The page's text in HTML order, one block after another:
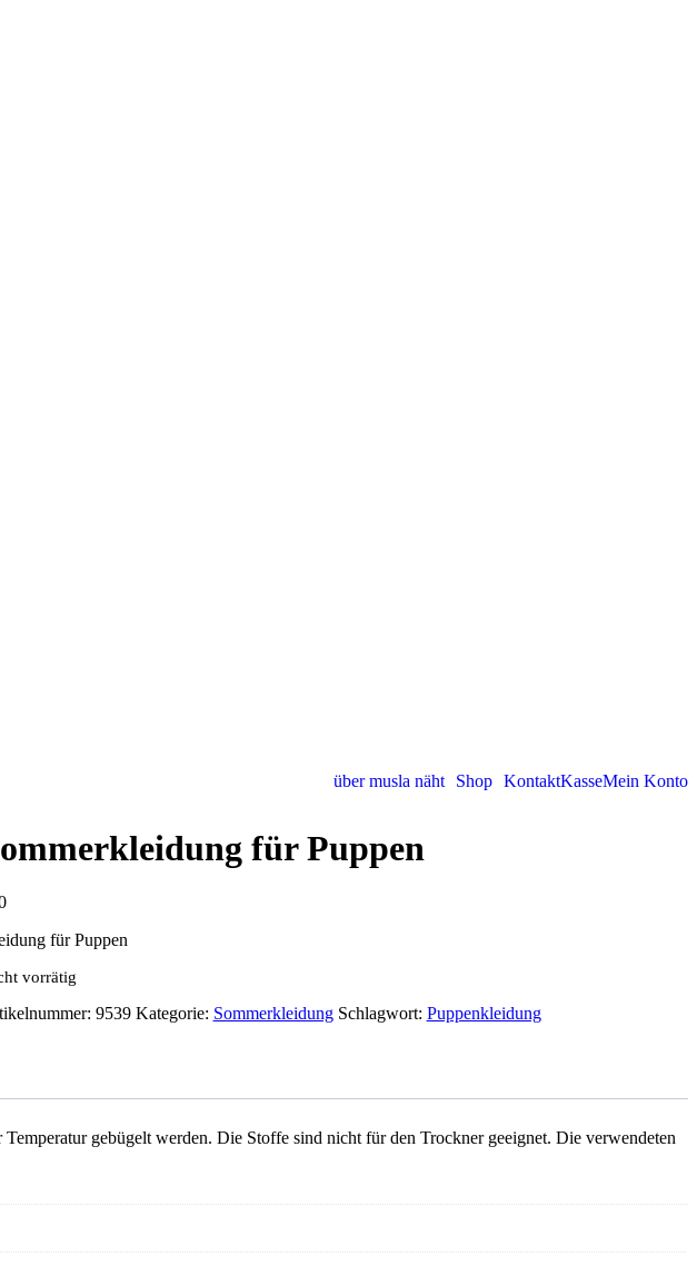
über musla näht Shop KontaktKasseMein Konto
für Puppen
für Puppen
vorrätig
9539 Kategorie: Sommerkleidung Schlagwort: Puppenkleidung
gebügelt werden. Die Stoffe sind nicht für den Trockner geeignet. Die verwendeten